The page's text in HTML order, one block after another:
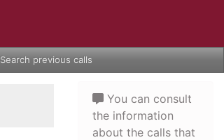
Search previous calls
You can consult
the information
about the calls that